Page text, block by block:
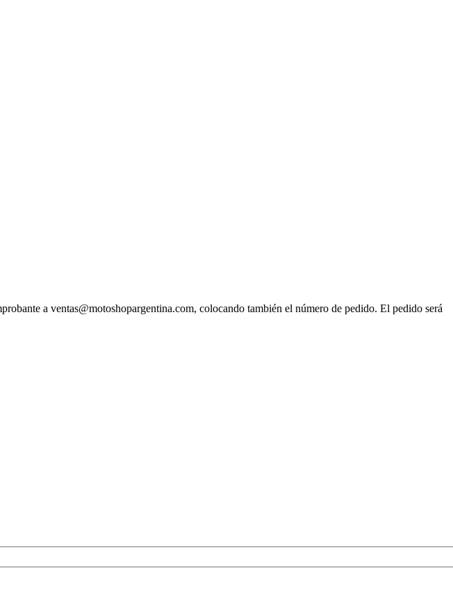
a ventas@motoshopargentina.com, colocando también el número de pedido. El pedido será